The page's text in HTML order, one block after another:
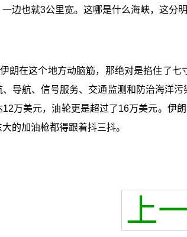
边也就3公里宽。这哪是什么海峡，这分
朗在这个地方动脑筋，那绝对是掐住了七
导航、信号服务、交通监测和防治海洋
万美元，油轮更是超过了16万美元。伊
的加油枪都得跟着抖三抖。
上